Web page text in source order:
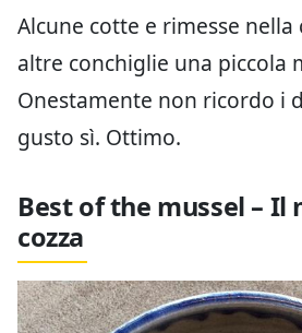
Alcune cotte e rimesse
altre conchiglie una piccola
Onestamente non ricordo i
gusto sì. Ottimo.
Best of the mussel – Il
cozza